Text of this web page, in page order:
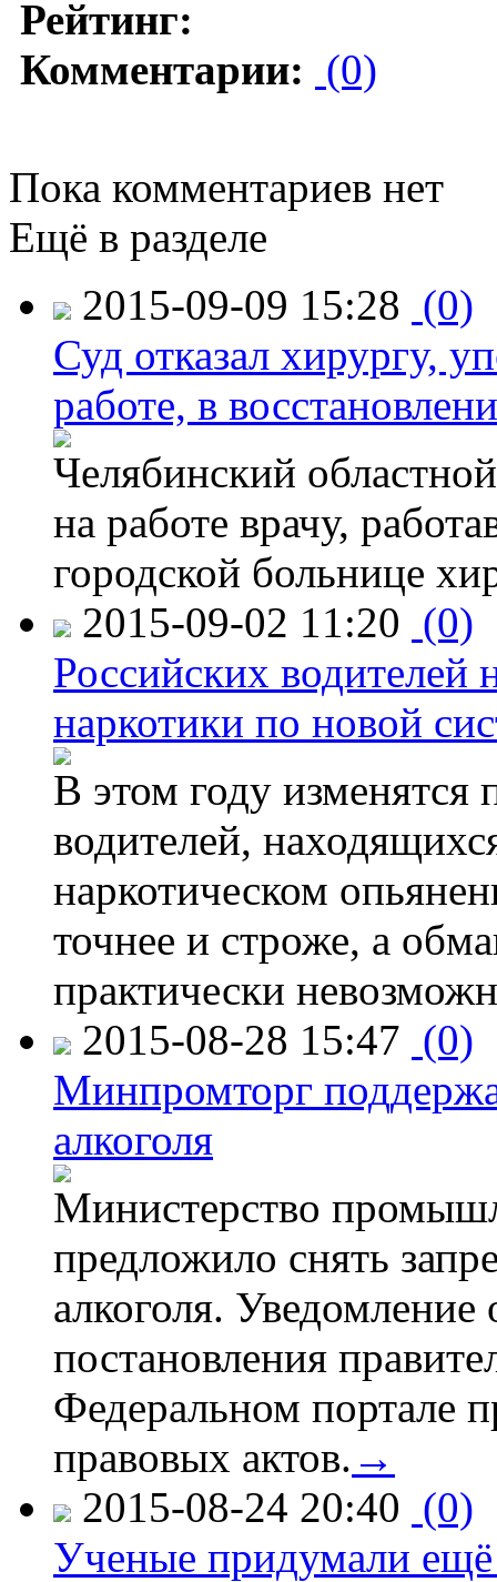
Рейтинг:
Комментарии: (0)
Пока комментариев нет
Ещё в разделе
2015-09-09 15:28 (0)
Суд отказал хирургу,
работе, в
Челябинский
на работе врачу,
городской больнице
2015-09-02 11:20 (0)
Российских водителей
наркотики по новой
В этом году изменятся
водителей,
наркотическом
точнее и строже, а
практически
2015-08-28 15:47 (0)
Минпромторг
алкоголя
Министерство
предложило снять
алкоголя. Уведомление
постановления
Федеральном портале
правовых актов. →
2015-08-24 20:40 (0)
Ученые придумали ещё